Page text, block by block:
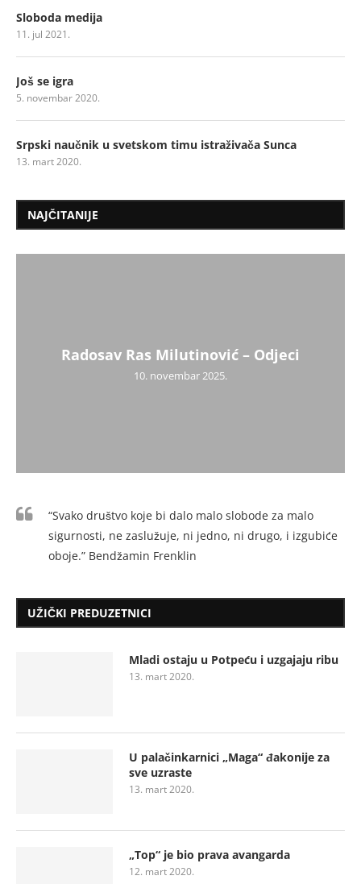
Sloboda medija
11. jul 2021.
Još se igra
5. novembar 2020.
Srpski naučnik u svetskom timu istraživača Sunca
13. mart 2020.
NAJČITANIJE
Radosav Ras Milutinović – Odjeci
10. novembar 2025.
“Svako društvo koje bi dalo malo slobode za malo
sigurnosti, ne zaslužuje, ni jedno, ni drugo, i izgubiće
oboje.” Bendžamin Frenklin
UŽIČKI PREDUZETNICI
Mladi ostaju u Potpeću i uzgajaju ribu
13. mart 2020.
U palačinkarnici „Maga“ đakonije za
sve uzraste
13. mart 2020.
„Top“ je bio prava avangarda
12. mart 2020.